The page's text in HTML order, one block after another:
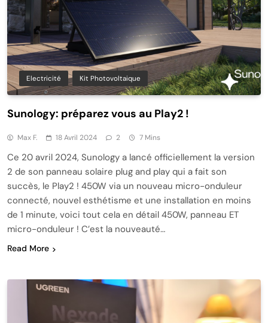
Electricité Kit Photovoltaique
Sunology: préparez vous au Play2 !
Max F. 18 Avril 2024 2 7 Mins
Ce 20 avril 2024, Sunology a lancé officiellement la version
2 de son panneau solaire plug and play qui a fait son
succès, le Play2 ! 450W via un nouveau micro-onduleur
connecté, nouvel esthétisme et une installation en moins
de 1 minute, voici tout cela en détail 450W, panneau ET
micro-onduleur ! C’est la nouveauté…
Read More